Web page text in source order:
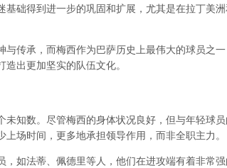
础得到进一步的巩固和扩展，尤其是在拉丁美
传承，而梅西作为巴萨历史上最伟大的球员之
出更加坚实的队伍文化。
知数。尽管梅西的身体状况良好，但与年轻球
场时间，更多地承担领导作用，而非全职主力。
如法蒂、佩德里等人，他们在进攻端有着非常